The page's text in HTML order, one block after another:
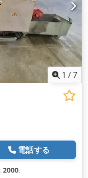
1 /7
電話する
2000,